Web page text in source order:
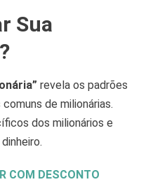
Sua
revela os padrões
de milionárias.
dos milionários e
COM DESCONTO